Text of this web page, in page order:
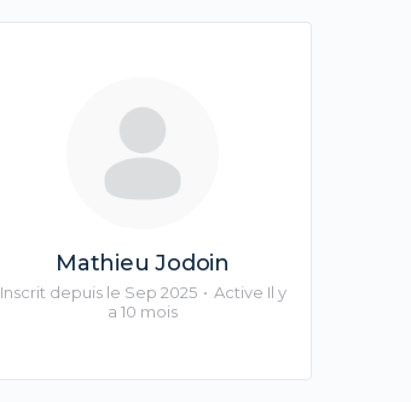
Mathieu Jodoin
Inscrit depuis le Sep 2025 • Active Il y
a 10 mois